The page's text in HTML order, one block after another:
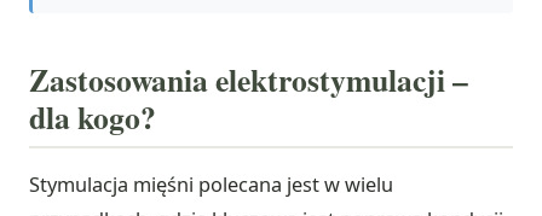
Zastosowania elektrostymulacji –
dla kogo?
Stymulacja mięśni polecana jest w wielu